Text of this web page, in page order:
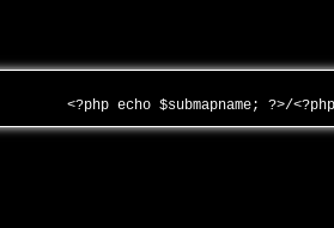
<?php echo $submapname; ?>/